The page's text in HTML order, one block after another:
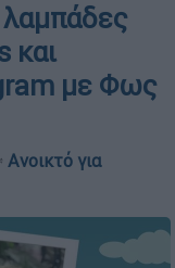
και
με Φως
Ανοικτό για